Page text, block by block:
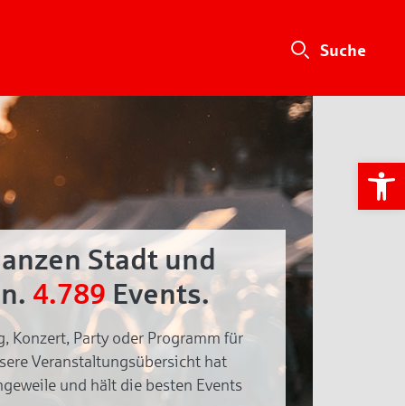
Stadt und
4.789Events.
Konzert, Party oder Programm für
Veranstaltungsübersicht hat
und hält die besten Events